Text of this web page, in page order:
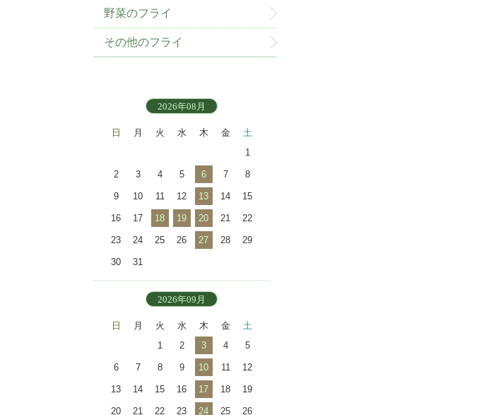
野菜のフライ
その他のフライ
2026年08月
日 月 火 水 木 金
土
1
2 3 4 5 6 7 8
9 10 11 12 13 14 15
16 17 18 19 20 21 22
23 24 25 26 27 28 29
30 31
2026年09月
日 月 火 水 木 金
土
1
2 3 4 5
6 7 8 9 10 11 12
13 14 15 16 17 18 19
20 21 22 23 24 25 26